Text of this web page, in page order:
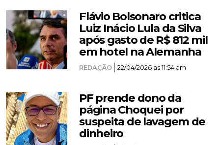
Flávio Bolsonaro critica
Luiz Inácio Lula da Silva
após gasto de R$ 812 mil
em hotel na Alemanha
REDAÇÃO 22/04/2026 as 11:54 am
PF prende dono da
página Choquei por
suspeita de lavagem de
dinheiro